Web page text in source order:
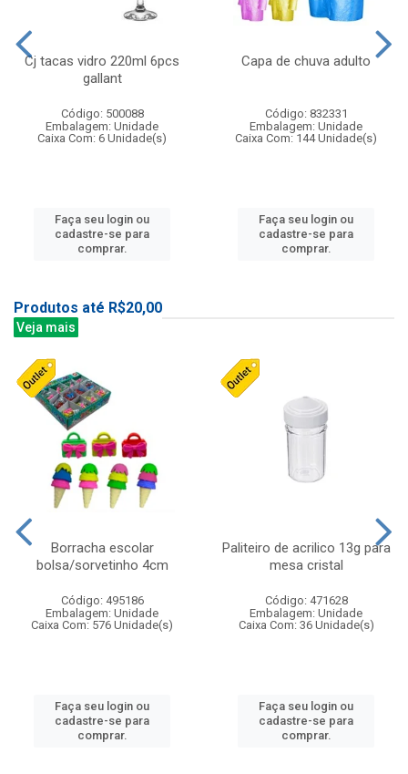
Cj tacas vidro 220ml 6pcs
gallant
Código: 500088
Embalagem: Unidade
Caixa Com: 6 Unidade(s)
Faça seu login ou
cadastre-se para
comprar.
Capa de chuva adulto
Código: 832331
Embalagem: Unidade
Caixa Com: 144 Unidade(s)
Faça seu login ou
cadastre-se para
comprar.
Produtos até R$20,00
Veja mais
Borracha escolar
bolsa/sorvetinho 4cm
Código: 495186
Embalagem: Unidade
Caixa Com: 576 Unidade(s)
Faça seu login ou
cadastre-se para
comprar.
Paliteiro de acrilico 13g para
mesa cristal
Código: 471628
Embalagem: Unidade
Caixa Com: 36 Unidade(s)
Faça seu login ou
cadastre-se para
comprar.